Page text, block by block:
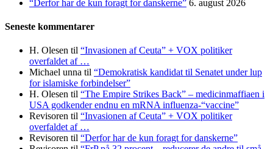
“Derfor har de kun foragt for danskerne” 6. august 2026
Seneste kommentarer
H. Olesen til “Invasionen af Ceuta” + VOX politiker
overfaldet af …
Michael unna til “Demokratisk kandidat til Senatet under lup
for islamiske forbindelser”
H. Olesen til “The Empire Strikes Back” – medicinmaffiaen i
USA godkender endnu en mRNA influenza-“vaccine”
Revisoren til “Invasionen af Ceuta” + VOX politiker
overfaldet af …
Revisoren til “Derfor har de kun foragt for danskerne”